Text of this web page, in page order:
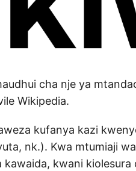
cha nje ya
Wikipedia.
kufanya kazi
nk.). Kwa mtumiaji
kawaida, kwani